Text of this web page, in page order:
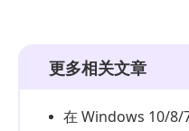
更多相关文章
在 Windows 10/8/